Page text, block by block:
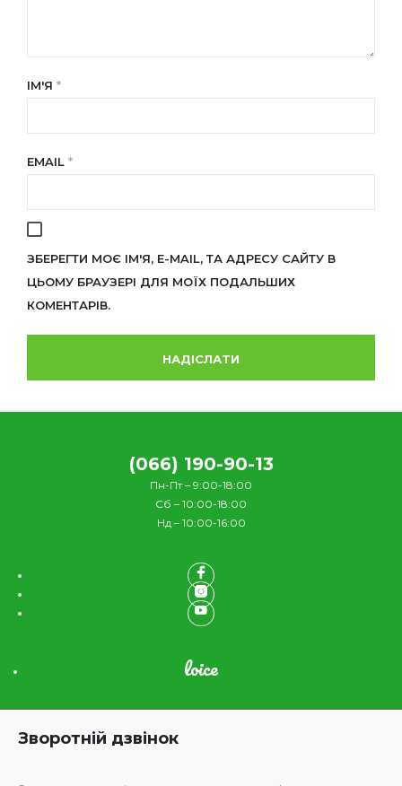
ІМ'Я *
EMAIL *
ЗБЕРЕГТИ МОЄ ІМ'Я, E-MAIL, ТА АДРЕСУ САЙТУ В
ЦЬОМУ БРАУЗЕРІ ДЛЯ МОЇХ ПОДАЛЬШИХ
КОМЕНТАРІВ.
(066) 190-90-13
Пн-Пт – 9:00-18:00
Сб – 10:00-18:00
Нд – 10:00-16:00
loice
Зворотній дзвінок